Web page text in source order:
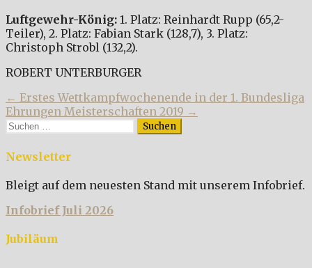
Luftgewehr-König: 1. Platz: Reinhardt Rupp (65,2-
Teiler), 2. Platz: Fabian Stark (128,7), 3. Platz:
Christoph Strobl (132,2).
ROBERT UNTERBURGER
Beitragsnavigation
← Erstes Wettkampfwochenende in der 1. Bundesliga
Ehrungen Meisterschaften 2019 →
Suchen
Newsletter
Bleigt auf dem neuesten Stand mit unserem Infobrief.
Infobrief Juli 2026
Jubiläum